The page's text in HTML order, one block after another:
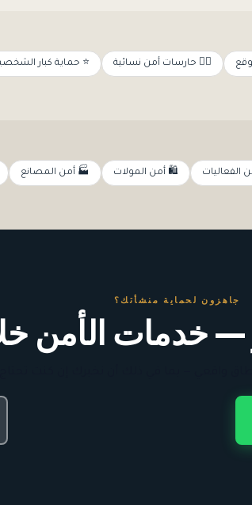
👩‍✈️ حارسات أمن نسائية ⭐ حماية كبار
الفعاليات 🛍️ أمن المولات 🏭 أمن المصانع
جاهزون لحماية منشأتك؟
الأمن